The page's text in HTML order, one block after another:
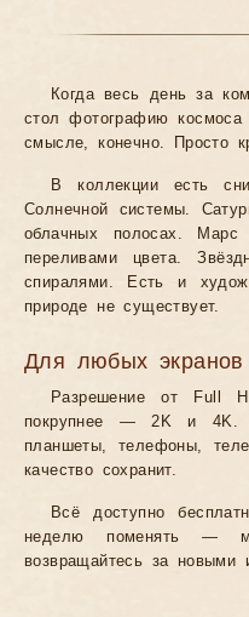
Когда весь день за
стол фотографию
смысле, конечно. Просто
В коллекции есть
Солнечной системы.
облачных полосах.
переливами цвета.
спиралями. Есть и
природе не существует.
Для любых экранов
Разрешение от Full
покрупнее — 2K и 4K.
планшеты, телефоны,
качество сохранит.
Всё доступно
неделю поменять —
возвращайтесь за новыми